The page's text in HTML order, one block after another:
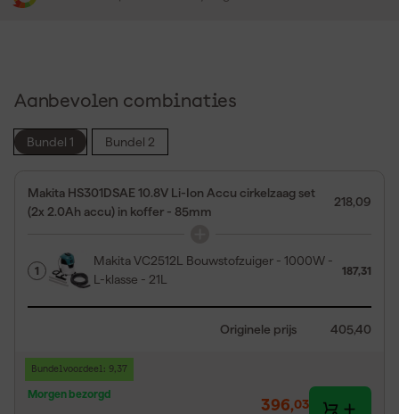
Aanbevolen combinaties
Bundel 1 Bundel 2
Makita HS301DSAE 10.8V Li-Ion Accu cirkelzaag set
(2x 2.0Ah accu) in koffer - 85mm
218,09
1
Makita VC2512L Bouwstofzuiger - 1000W -
L-klasse - 21L
187,31
Originele prijs 405,40
Bundelvoordeel: 9,37
Morgen bezorgd
396,03